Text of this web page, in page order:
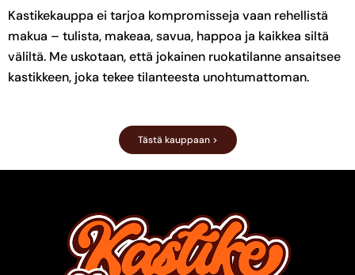
Kastikekauppa ei tarjoa kompromisseja vaan rehellistä
makua – tulista, makeaa, savua, happoa ja kaikkea siltä
väliltä. Me uskotaan, että jokainen ruokatilanne ansaitsee
kastikkeen, joka tekee tilanteesta unohtumattoman.
Tästä kauppaan >